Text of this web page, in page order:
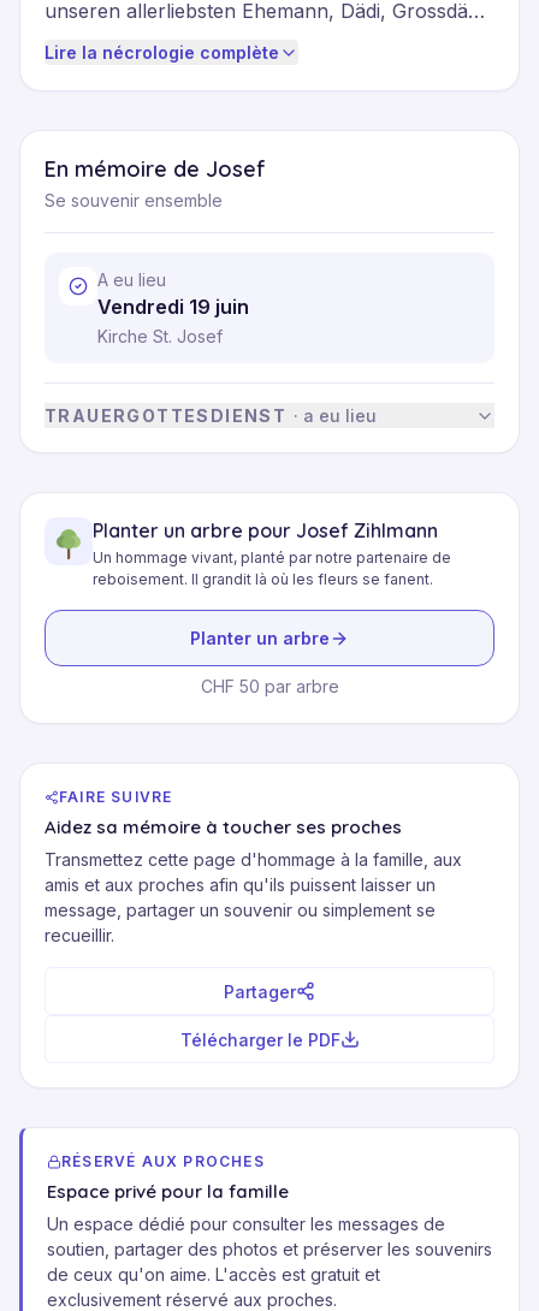
unseren allerliebsten Ehemann, Dädi, Grossdädi,
Bruder, Onkel, Schwager, Schwiegervater, Götti
und Freund los. Im engsten Familienkreis
durftest du liebevoll begleitet deine letzte Reise
antreten.
Es gibt keine Worte dafür, wie sehr wir dich
vermissen:
Lire la nécrologie complète
En mémoire de Josef
Se souvenir ensemble
A eu lieu
Vendredi 19 juin
Kirche St. Josef
TRAUERGOTTESDIENST · a eu lieu
Planter un arbre pour Josef Zihlmann
Un hommage vivant, planté par notre partenaire de
reboisement. Il grandit là où les fleurs se fanent.
Planter un arbre
CHF 50 par arbre
FAIRE SUIVRE
Aidez sa mémoire à toucher ses proches
Transmettez cette page d'hommage à la famille, aux
amis et aux proches afin qu'ils puissent laisser un
message, partager un souvenir ou simplement se
recueillir.
Partager
Télécharger le PDF
RÉSERVÉ AUX PROCHES
Espace privé pour la famille
Un espace dédié pour consulter les messages de
soutien, partager des photos et préserver les souvenirs
de ceux qu'on aime. L'accès est gratuit et
exclusivement réservé aux proches.